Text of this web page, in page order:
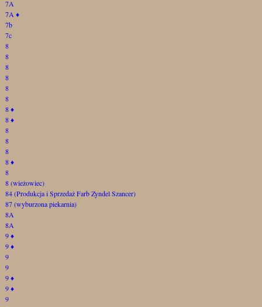
7A
7A ♦
7b
7c
8
8
8
8
8
8
8♦
8♦
8
8
8
8♦
8
8 (wieżowiec)
84 (Produkcja i Sprzedaż Farb Zyndel Szancer)
87 (wyburzona piekarnia)
8A
8A
9♦
9♦
9
9
9♦
9♦
9